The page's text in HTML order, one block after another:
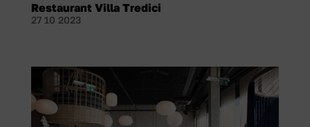
Restaurant Villa Tredici
27 10 2023